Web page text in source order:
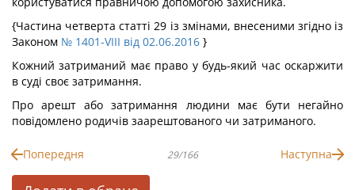
{Частина четверта статті 29 із змінами, внесеними згідно із
Законом № 1401-VIII від 02.06.2016 }
Кожний затриманий має право у будь-який час оскаржити
в суді своє затримання.
Про арешт або затримання людини має бути негайно
повідомлено родичів заарештованого чи затриманого.
Попередня 29/166 Наступна